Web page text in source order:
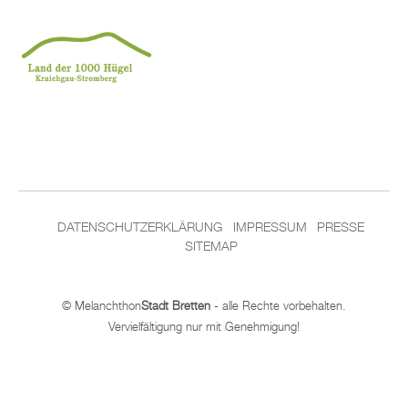
DA­TEN­SCHUT­Z­ER­KLÄ­RUNG IM­PRES­SUM
PRES­SE
SITEMAP
© Me­lan­chthonStadt Brett­en - alle Rech­te vor­be­hal­ten.
Ver­viel­fäl­ti­gung nur mit Ge­neh­mi­gung!